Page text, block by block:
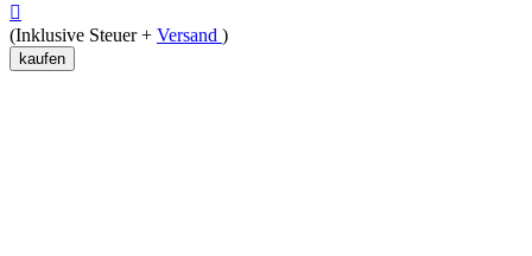

(Inklusive Steuer + Versand )
kaufen